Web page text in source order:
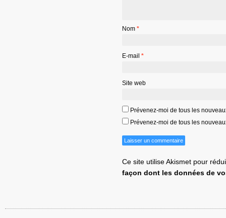
Nom *
E-mail *
Site web
Prévenez-moi de tous les
Prévenez-moi de tous les
Ce site utilise Akismet pour
façon dont les données de